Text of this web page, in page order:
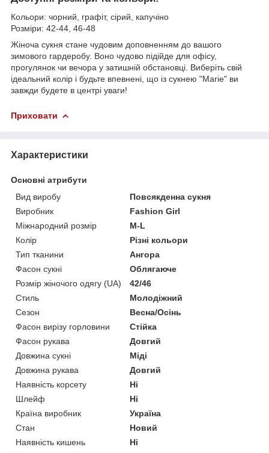
Кольори: чорний, графіт, сірий, капучіно
Розміри: 42-44, 46-48
Жіноча сукня стане чудовим доповненням до вашого
зимового гардеробу. Воно чудово підійде для офісу,
прогулянок чи вечора у затишній обстановці. Виберіть свій
ідеальний колір і будьте впевнені, що із сукнею "Marie" ви
завжди будете в центрі уваги!
Приховати
Характеристики
Основні атрибути
Вид виробу
Повсякденна сукня
Виробник
Fashion Girl
Міжнародний розмір
M-L
Колір
Різні кольори
Тип тканини
Ангора
Фасон сукні
Облягаюче
Розмір жіночого одягу (UA)
42/46
Стиль
Молодіжний
Сезон
Весна/Осінь
Фасон вирізу горловини
Стійка
Фасон рукава
Довгий
Довжина сукні
Міді
Довжина рукава
Довгий
Наявність корсету
Ні
Шлейф
Ні
Країна виробник
Україна
Стан
Новий
Наявність кишень
Ні